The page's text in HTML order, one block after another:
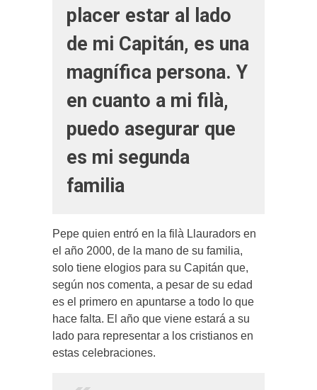
placer estar al lado
de mi Capitán, es una
magnífica persona. Y
en cuanto a mi filà,
puedo asegurar que
es mi segunda
familia
Pepe quien entró en la filà Llauradors en
el año 2000, de la mano de su familia,
solo tiene elogios para su Capitán que,
según nos comenta, a pesar de su edad
es el primero en apuntarse a todo lo que
hace falta. El año que viene estará a su
lado para representar a los cristianos en
estas celebraciones.